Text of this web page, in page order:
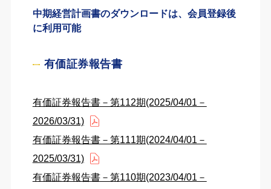
中期経営計画書のダウンロードは、会員登録後
に利用可能
有価証券報告書
有価証券報告書－第112期(2025/04/01－
2026/03/31)
有価証券報告書－第111期(2024/04/01－
2025/03/31)
有価証券報告書－第110期(2023/04/01－